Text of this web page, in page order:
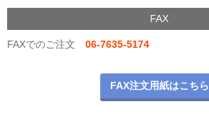
FAX
FAXでのご注文 06-7635-5174
FAX注文用紙はこちら